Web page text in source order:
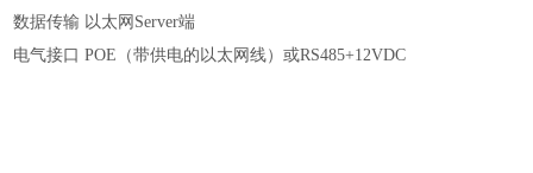
数据传输 以太网Server端
电气接口 POE（带供电的以太网线）或RS485+12VDC